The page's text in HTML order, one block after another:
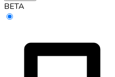
BETA